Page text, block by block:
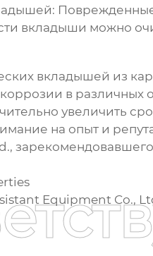
вкладыши можно
вкладышей из
в
увеличить
на опыт и
,
Equipment Co.,